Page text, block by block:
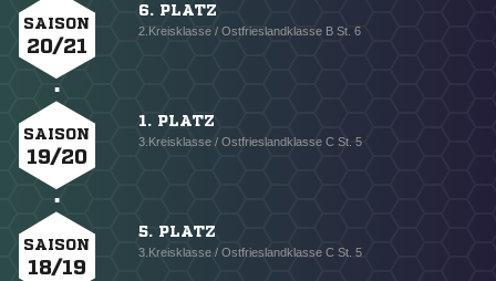
SAISON
20/21
6. PLATZ
2.Kreisklasse / Ostfrieslandklasse B St. 6
SAISON
19/20
1. PLATZ
3.Kreisklasse / Ostfrieslandklasse C St. 5
SAISON
18/19
5. PLATZ
3.Kreisklasse / Ostfrieslandklasse C St. 5